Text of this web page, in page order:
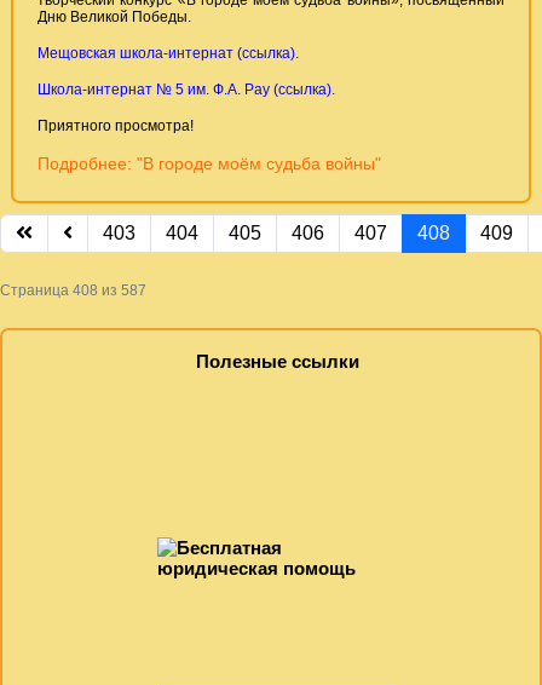
Дню Великой Победы.
Мещовская школа-интернат (ссылка).
Школа-интернат № 5 им. Ф.А. Рау (ссылка).
Приятного просмотра!
Подробнее: "В городе моём судьба войны"
403 404 405 406 407 408 409
Страница 408 из 587
Полезные ссылки